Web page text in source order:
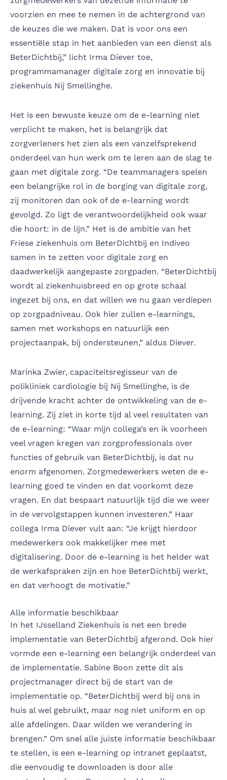
voorzien en mee te nemen in de achtergrond van
de keuzes die we maken. Dat is voor ons een
essentiële stap in het aanbieden van een dienst als
BeterDichtbij,” licht Irma Diever toe,
programmamanager digitale zorg en innovatie bij
ziekenhuis Nij Smellinghe.
Het is een bewuste keuze om de e-learning niet
verplicht te maken, het is belangrijk dat
zorgverleners het zien als een vanzelfsprekend
onderdeel van hun werk om te leren aan de slag te
gaan met digitale zorg. “De teammanagers spelen
een belangrijke rol in de borging van digitale zorg,
zij monitoren dan ook of de e-learning wordt
gevolgd. Zo ligt de verantwoordelijkheid ook waar
die hoort: in de lijn.” Het is de ambitie van het
Friese ziekenhuis om BeterDichtbij en Indiveo
samen in te zetten voor digitale zorg en
daadwerkelijk aangepaste zorgpaden. “BeterDichtbij
wordt al ziekenhuisbreed en op grote schaal
ingezet bij ons, en dat willen we nu gaan verdiepen
op zorgpadniveau. Ook hier zullen e-learnings,
samen met workshops en natuurlijk een
projectaanpak, bij ondersteunen,” aldus Diever.
Marinka Zwier, capaciteitsregisseur van de
polikliniek cardiologie bij Nij Smellinghe, is de
drijvende kracht achter de ontwikkeling van de e-
learning. Zij ziet in korte tijd al veel resultaten van
de e-learning: “Waar mijn collega’s en ik voorheen
veel vragen kregen van zorgprofessionals over
functies of gebruik van BeterDichtbij, is dat nu
enorm afgenomen. Zorgmedewerkers weten de e-
learning goed te vinden en dat voorkomt deze
vragen. En dat bespaart natuurlijk tijd die we weer
in de vervolgstappen kunnen investeren.” Haar
collega Irma Diever vult aan: “Je krijgt hierdoor
medewerkers ook makkelijker mee met
digitalisering. Door de e-learning is het helder wat
de werkafspraken zijn en hoe BeterDichtbij werkt,
en dat verhoogt de motivatie.”
Alle informatie beschikbaar
In het IJsselland Ziekenhuis is net een brede
implementatie van BeterDichtbij afgerond. Ook hier
vormde een e-learning een belangrijk onderdeel van
de implementatie. Sabine Boon zette dit als
projectmanager direct bij de start van de
implementatie op. “BeterDichtbij werd bij ons in
huis al wel gebruikt, maar nog niet uniform en op
alle afdelingen. Daar wilden we verandering in
brengen.” Om snel alle juiste informatie beschikbaar
te stellen, is een e-learning op intranet geplaatst,
die eenvoudig te downloaden is door alle